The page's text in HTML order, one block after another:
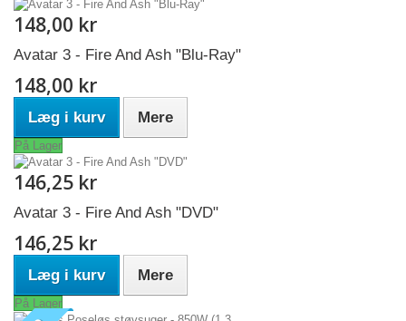
148,00 kr
Avatar 3 - Fire And Ash "Blu-Ray"
148,00 kr
Læg i kurv Mere
På Lager
146,25 kr
Avatar 3 - Fire And Ash "DVD"
146,25 kr
Læg i kurv Mere
På Lager